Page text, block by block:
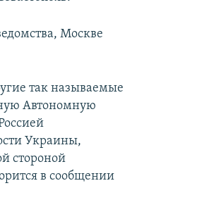
Москве
так называемые
Автономную
Украины,
стороной
в сообщении